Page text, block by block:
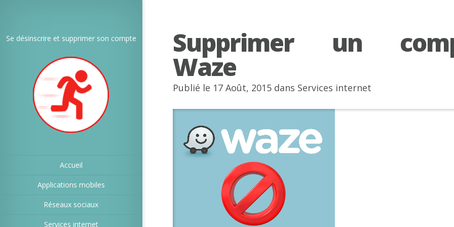
Se désinscrire et supprimer son compte
Accueil
Applications mobiles
Réseaux sociaux
Services internet
Supprimer un
Waze
Publié le 17 Août, 2015 dans Services internet